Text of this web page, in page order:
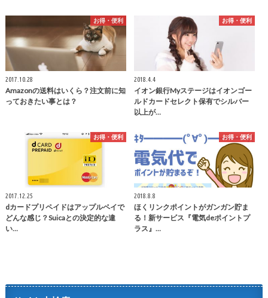
お得・便利
2017.10.28
Amazonの送料はいくら？注文前に知
っておきたい事とは？
お得・便利
2018.4.4
イオン銀行Myステージはイオンゴー
ルドカードセレクト保有でシルバー
以上が…
お得・便利
2017.12.25
dカードプリペイドはアップルペイで
どんな感じ？Suicaとの決定的な違
い…
お得・便利
2018.8.8
ほくリンクポイントがガンガン貯ま
る！新サービス『電気deポイントプ
ラス』…